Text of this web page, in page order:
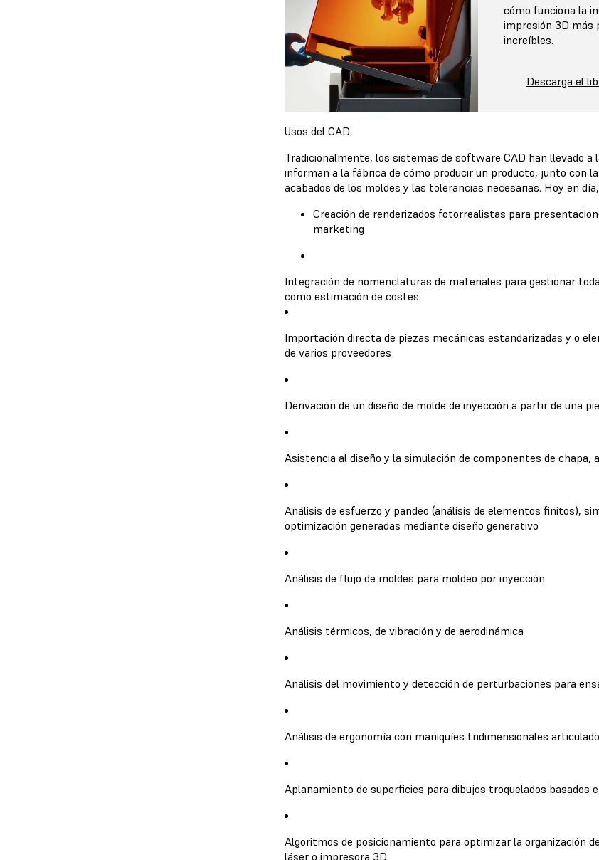
cómo funciona la
impresión 3D más
increíbles.
Descarga el
Usos del CAD
Tradicionalmente, los sistemas de software CAD han llevado a
informan a la fábrica de cómo producir un producto, junto con
acabados de los moldes y las tolerancias necesarias. Hoy en
Creación de renderizados fotorrealistas para
marketing
Integración de nomenclaturas de materiales para gestionar
como estimación de costes.
Importación directa de piezas mecánicas estandarizadas y o
de varios proveedores
Derivación de un diseño de molde de inyección a partir de una
Asistencia al diseño y la simulación de componentes de chapa,
Análisis de esfuerzo y pandeo (análisis de elementos finitos),
optimización generadas mediante diseño generativo
Análisis de flujo de moldes para moldeo por inyección
Análisis térmicos, de vibración y de aerodinámica
Análisis del movimiento y detección de perturbaciones para
Análisis de ergonomía con maniquíes tridimensionales
Aplanamiento de superficies para dibujos troquelados basados
Algoritmos de posicionamiento para optimizar la organización
láser o impresora 3D